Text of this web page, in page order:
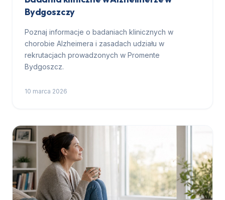
Bydgoszczy
Poznaj informacje o badaniach klinicznych w
chorobie Alzheimera i zasadach udziału w
rekrutacjach prowadzonych w Promente
Bydgoszcz.
10 marca 2026